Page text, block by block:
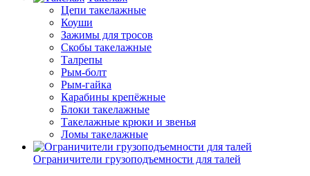
Цепи такелажные
Коуши
Зажимы для тросов
Скобы такелажные
Талрепы
Рым-болт
Рым-гайка
Карабины крепёжные
Блоки такелажные
Такелажные крюки и звенья
Ломы такелажные
Ограничители грузоподъемности для талей